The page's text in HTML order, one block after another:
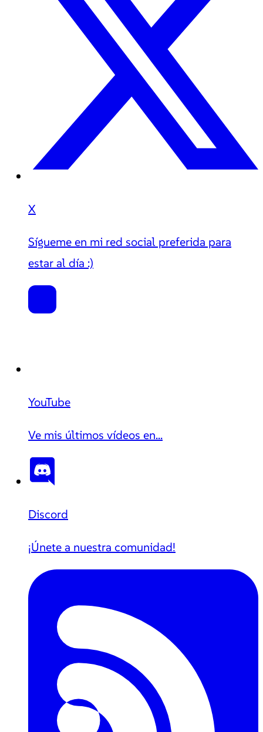
X
Sígueme en mi red social preferida para
estar al día :)
YouTube
Ve mis últimos vídeos en...
Discord
¡Únete a nuestra comunidad!